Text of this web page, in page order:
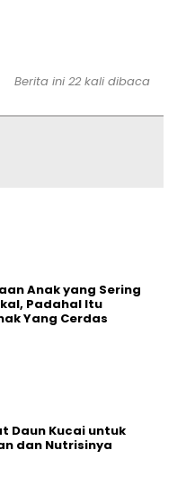
Berita ini 22 kali dibaca
Anak yang Sering
Padahal Itu
Yang Cerdas
Daun Kucai untuk
dan Nutrisinya